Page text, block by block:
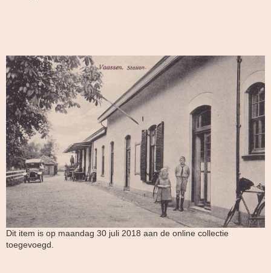
Dit item is op maandag 30 juli 2018 aan de online collectie
toegevoegd.